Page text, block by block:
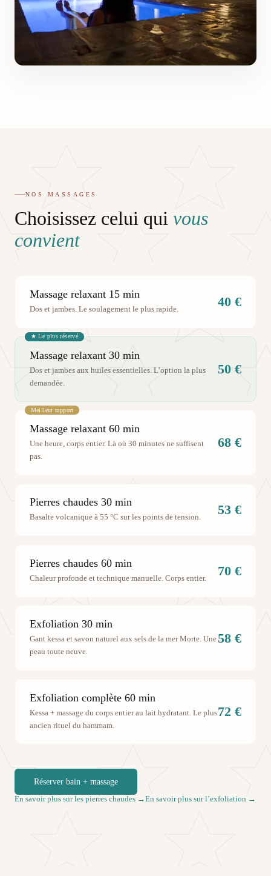
NOS MASSAGES
Choisissez celui qui vous
convient
Massage relaxant 15 min
Dos et jambes. Le soulagement le plus rapide. 40 €
★ Le plus réservé
Massage relaxant 30 min
Dos et jambes aux huiles essentielles. L’option la plus
demandée.
50 €
Meilleur rapport
Massage relaxant 60 min
Une heure, corps entier. Là où 30 minutes ne suffisent
pas.
68 €
Pierres chaudes 30 min
Basalte volcanique à 55 °C sur les points de tension. 53 €
Pierres chaudes 60 min
Chaleur profonde et technique manuelle. Corps entier. 70 €
Exfoliation 30 min
Gant kessa et savon naturel aux sels de la mer Morte. Une
peau toute neuve.
58 €
Exfoliation complète 60 min
Kessa + massage du corps entier au lait hydratant. Le plus
ancien rituel du hammam.
72 €
Réserver bain + massage
En savoir plus sur les pierres chaudes →En savoir plus sur l’exfoliation →